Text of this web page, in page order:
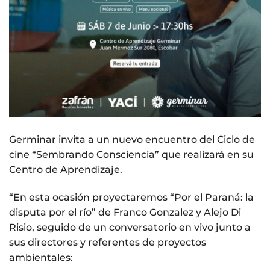
Germinar invita a un nuevo encuentro del Ciclo de
cine “Sembrando Consciencia” que realizará en su
Centro de Aprendizaje.
“En esta ocasión proyectaremos “Por el Paraná: la
disputa por el río” de Franco Gonzalez y Alejo Di
Risio, seguido de un conversatorio en vivo junto a
sus directores y referentes de proyectos
ambientales: